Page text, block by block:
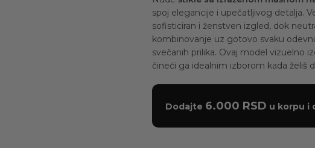
spoj elegancije i upečatljivog detalja.
sofisticiran i ženstven izgled, dok
kombinovanje uz gotovo svaku
svečanih prilika. Ovaj model vizuelno
čineći ga idealnim izborom kada želiš
Dodajte 6.000 RSD u korpu i